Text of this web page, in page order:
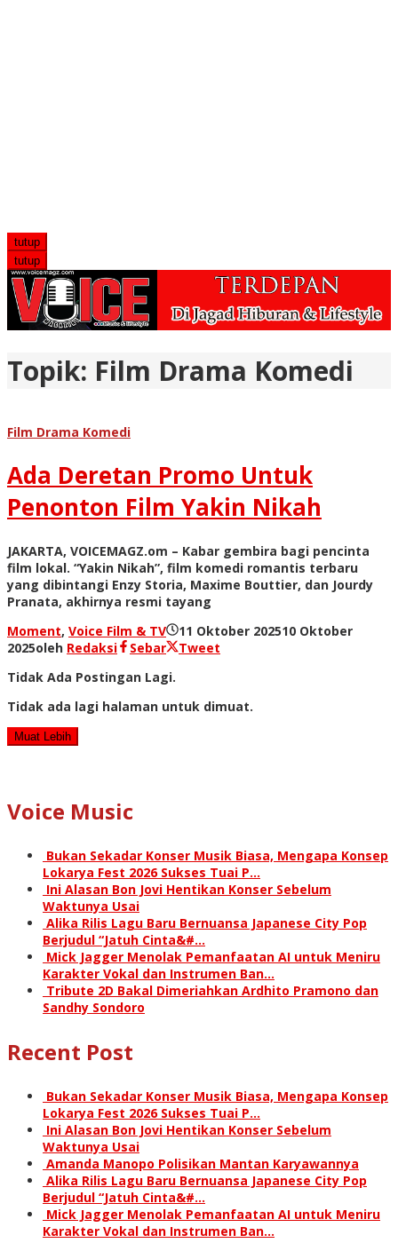
tutup
tutup
Topik: Film Drama Komedi
Film Drama Komedi
Ada Deretan Promo Untuk
Penonton Film Yakin Nikah
JAKARTA, VOICEMAGZ.om – Kabar gembira bagi pencinta
film lokal. “Yakin Nikah”, film komedi romantis terbaru
yang dibintangi Enzy Storia, Maxime Bouttier, dan Jourdy
Pranata, akhirnya resmi tayang
Moment, Voice Film & TV 11 Oktober 202510 Oktober
2025oleh Redaksi Sebar
Tweet
Tidak Ada Postingan Lagi.
Tidak ada lagi halaman untuk dimuat.
Muat Lebih
Voice Music
Bukan Sekadar Konser Musik Biasa, Mengapa Konsep
Lokarya Fest 2026 Sukses Tuai P…
Ini Alasan Bon Jovi Hentikan Konser Sebelum
Waktunya Usai
Alika Rilis Lagu Baru Bernuansa Japanese City Pop
Berjudul “Jatuh Cinta&#…
Mick Jagger Menolak Pemanfaatan AI untuk Meniru
Karakter Vokal dan Instrumen Ban…
Tribute 2D Bakal Dimeriahkan Ardhito Pramono dan
Sandhy Sondoro
Recent Post
Bukan Sekadar Konser Musik Biasa, Mengapa Konsep
Lokarya Fest 2026 Sukses Tuai P…
Ini Alasan Bon Jovi Hentikan Konser Sebelum
Waktunya Usai
Amanda Manopo Polisikan Mantan Karyawannya
Alika Rilis Lagu Baru Bernuansa Japanese City Pop
Berjudul “Jatuh Cinta&#…
Mick Jagger Menolak Pemanfaatan AI untuk Meniru
Karakter Vokal dan Instrumen Ban…